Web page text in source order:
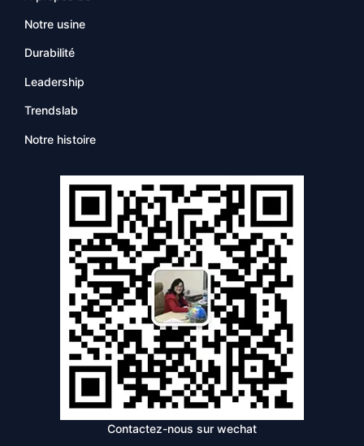
Notre usine
Durabilité
Leadership
Trendslab
Notre histoire
Contactez-nous sur wechat